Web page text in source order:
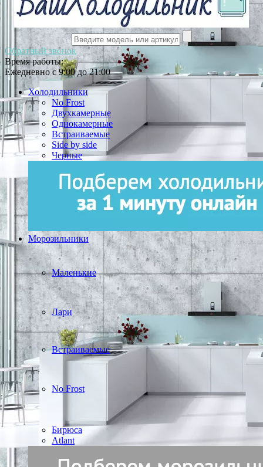
Обратный звонок
Время работы:
Ежедневно с 9:00 до 21:00
Холодильники
No Frost
Двухкамерные
Однокамерные
Встраиваемые
Side by side
Черные
Морозильники
Маленькие
Лари
Встраиваемые
No Frost
Бирюса
Atlant